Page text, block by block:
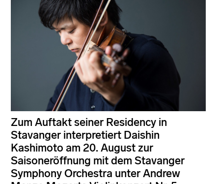
Zum Auftakt seiner Residency in
Stavanger interpretiert Daishin
Kashimoto am 20. August zur
Saisoneröffnung mit dem Stavanger
Symphony Orchestra unter Andrew